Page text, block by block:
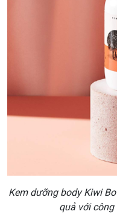
Kem dưỡng body Kiwi
quả với